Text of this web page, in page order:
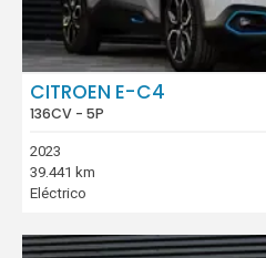
CITROEN E-C4
136CV - 5P
2023
39.441 km
Eléctrico